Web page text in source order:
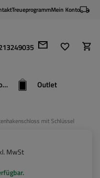
TreueprogrammMein Konto
Sonderangebote Outlet
mit Schlüssel
MwSt